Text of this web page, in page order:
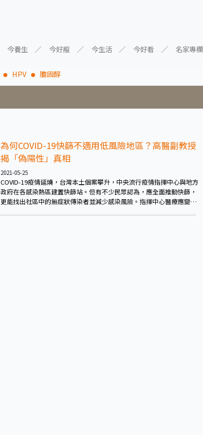
今養生 今好瘦 今生活 今好看 名家專欄
HPV 膽固醇
為何COVID-19快篩不適用低風險地區？高醫副教授
揭「偽陽性」真相
2021-05-25
COVID-19疫情延燒，台灣本土個案攀升，中央流行疫情指揮中心與地方
政府在各感染熱區建置快篩站。但有不少民眾認為，應全面推動快篩，
更能找出社區中的無症狀傳染者並減少感染風險。指揮中心醫療應變組